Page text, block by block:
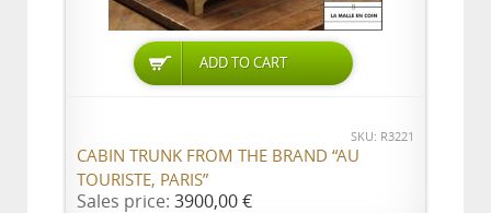
ADD TO CART
SKU: R3221
CABIN TRUNK FROM THE BRAND “AU
TOURISTE, PARIS”
Sales price: 3900,00 €